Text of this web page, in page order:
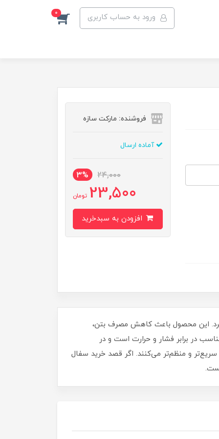
ورود به حساب کاربری 0
فروشنده: مارکت سازه
آماده ارسال
24,000
3%
23,500 تومان
این محصول باعث کاهش مصرف بتن،
در برابر فشار و حرارت است و در
سریع‌تر و منظم‌تر می‌کنند. اگر قصد خرید سفال